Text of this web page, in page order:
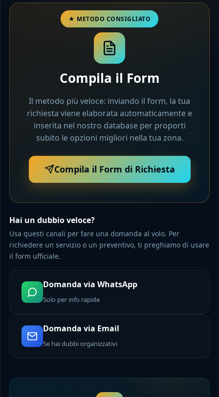
Compila il Form
Il metodo più veloce: inviando il form, la tua
richiesta viene elaborata automaticamente e
inserita nel nostro database per proporti
subito le opzioni migliori nella tua zona.
Compila il Form di Richiesta
Hai un dubbio veloce?
Usa questi canali per fare una domanda al volo. Per
richiedere un servizio o un preventivo, ti preghiamo di usare
il form ufficiale.
Domanda via WhatsApp
Solo per info rapide
Domanda via Email
Se hai dubbi organizzativi